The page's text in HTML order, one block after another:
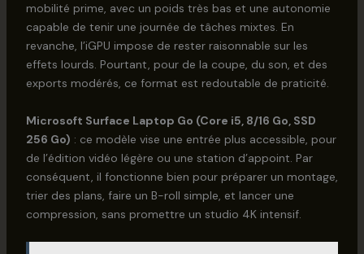
mobilité prime, avec un poids très bas et une autonomie
capable de tenir une journée de tâches mixtes. En
revanche, l’iGPU impose de rester raisonnable sur les
effets lourds. Pourtant, pour de la coupe, du son, et des
exports modérés, ce format est redoutable de praticité.
Microsoft Surface Laptop Go (Core i5, 8/16 Go, SSD
256 Go) : ce modèle vise une entrée plus accessible, pour
de l’édition vidéo légère ou une station d’appoint. Par
conséquent, il fonctionne bien pour préparer un montage,
trier des plans, faire un B-roll simple, et lancer une
compression, sans promettre un studio 4K intensif.